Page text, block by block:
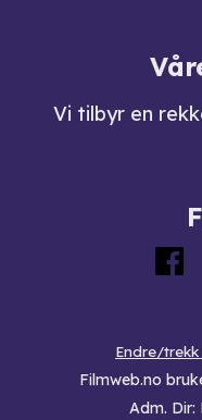
Vi tilbyr en
Endre/
Filmweb.no
Adm.